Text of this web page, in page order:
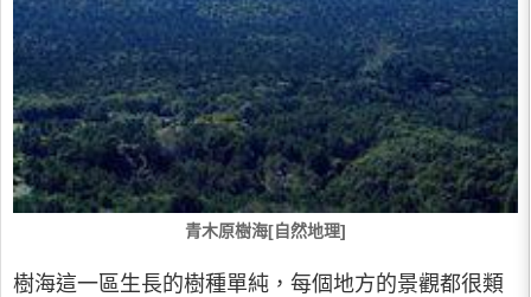
青木原樹海[自然地理]
樹海這一區生長的樹種單純，每個地方的景觀都很類